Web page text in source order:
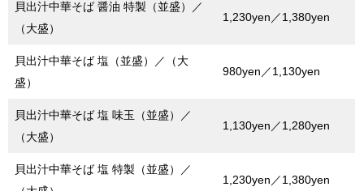
貝出汁中華そば 醤油 特製（並盛）／
（大盛）
1,230yen／1,380yen
貝出汁中華そば 塩（並盛）／（大
盛）
980yen／1,130yen
貝出汁中華そば 塩 味玉（並盛）／
（大盛）
1,130yen／1,280yen
貝出汁中華そば 塩 特製（並盛）／
1,230yen／1,380yen